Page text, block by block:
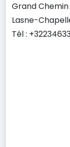
Grand Chemin
Lasne-
Tél :